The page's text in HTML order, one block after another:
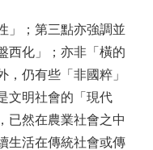
」；第三點亦強調並
西化」；亦非「橫的
仍有些「非國粹」
文明社會的「現代
已然在農業社會之中
生活在傳統社會或傳